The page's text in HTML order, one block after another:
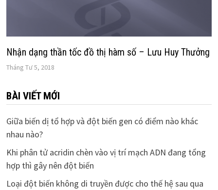
Nhận dạng thần tốc đồ thị hàm số – Lưu Huy Thưởng
Tháng Tư 5, 2018
BÀI VIẾT MỚI
Giữa biến dị tổ hợp và đột biến gen có điểm nào khác
nhau nào?
Khi phân tử acridin chèn vào vị trí mạch ADN đang tổng
hợp thì gây nên đột biến
Loại đột biến không di truyền được cho thế hệ sau qua